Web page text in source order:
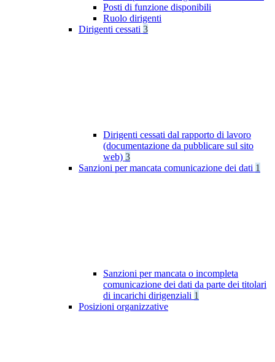
Posti di funzione disponibili
Ruolo dirigenti
Dirigenti cessati 3
Dirigenti cessati dal rapporto di lavoro
(documentazione da pubblicare sul sito
web) 3
Sanzioni per mancata comunicazione dei dati 1
Sanzioni per mancata o incompleta
comunicazione dei dati da parte dei titolari
di incarichi dirigenziali 1
Posizioni organizzative